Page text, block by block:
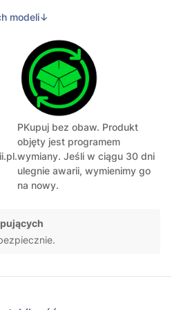
modeli↓
PKupuj bez obaw. Produkt
objęty jest programem
wymiany. Jeśli w ciągu 30 dni
ulegnie awarii, wymienimy go
na nowy.